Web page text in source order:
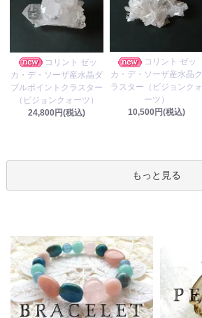
コリント ゼッ
カ・デ・ソーザ産水晶ダ
ブルポイントクラスター
（ビジョンクォーツ）
24,800円(税込)
コリント ゼッ
カ・デ・ソーザ産水晶ク
ラスター（ビジョンクォ
ーツ）
10,500円(税込)
もっと見る